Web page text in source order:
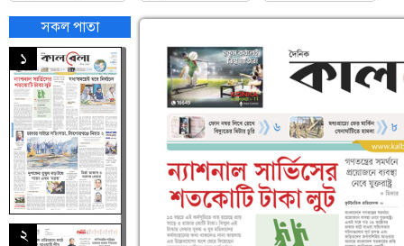
সকল পাতা
১
২